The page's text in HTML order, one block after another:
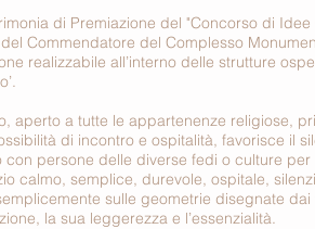
di Premiazione del "Concorso di
Commendatore del Complesso
realizzabile all’interno delle strutture
aperto a tutte le appartenenze religiose,
di incontro e ospitalità, favorisce il
con persone delle diverse fedi o culture
calmo, semplice, durevole, ospitale,
sulle geometrie disegnate
la sua leggerezza e l’essenzialità.